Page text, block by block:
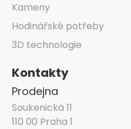
Kameny
Hodinářské potřeby
3D technologie
Kontakty
Prodejna
Soukenická 11
110 00 Praha 1